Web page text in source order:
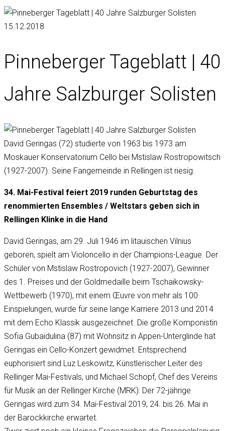
15.12.2018
Pinneberger Tageblatt | 40
Jahre Salzburger Solisten
David Geringas (72) studierte von 1963 bis 1973 am
Moskauer Konservatorium Cello bei Mstislaw Rostropowitsch
(1927-2007). Seine Fangemeinde in Rellingen ist riesig.
34. Mai-Festival feiert 2019 runden Geburtstag des
renommierten Ensembles / Weltstars geben sich in
Rellingen Klinke in die Hand
David Geringas, am 29. Juli 1946 im litauischen Vilnius
geboren, spielt am Violoncello in der Champions-League. Der
Schüler von Mstislaw Rostropovich (1927-2007), Gewinner
des 1. Preises und der Goldmedaille beim Tschaikowsky-
Wettbewerb (1970), mit einem Œuvre von mehr als 100
Einspielungen, wurde für seine lange Karriere 2013 und 2014
mit dem Echo Klassik ausgezeichnet. Die große Komponistin
Sofia Gubaidulina (87) mit Wohnsitz in Appen-Unterglinde hat
Geringas ein Cello-Konzert gewidmet. Entsprechend
euphorisiert sind Luz Leskowitz, Künstlerischer Leiter des
Rellinger Mai-Festivals, und Michael Schopf, Chef des Vereins
für Musik an der Rellinger Kirche (MRK): Der 72-jährige
Geringas wird zum 34. Mai-Festival 2019, 24. bis 26. Mai in
der Barockkirche erwartet.